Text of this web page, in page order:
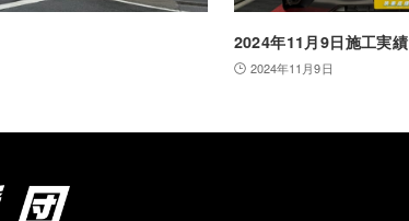
2024年11月9日施工実績
2024年11月9日